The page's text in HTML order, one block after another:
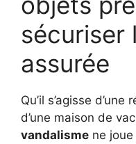
sécuriser
assurée
Qu’il s’agisse
d’une maison de
vandalisme ne